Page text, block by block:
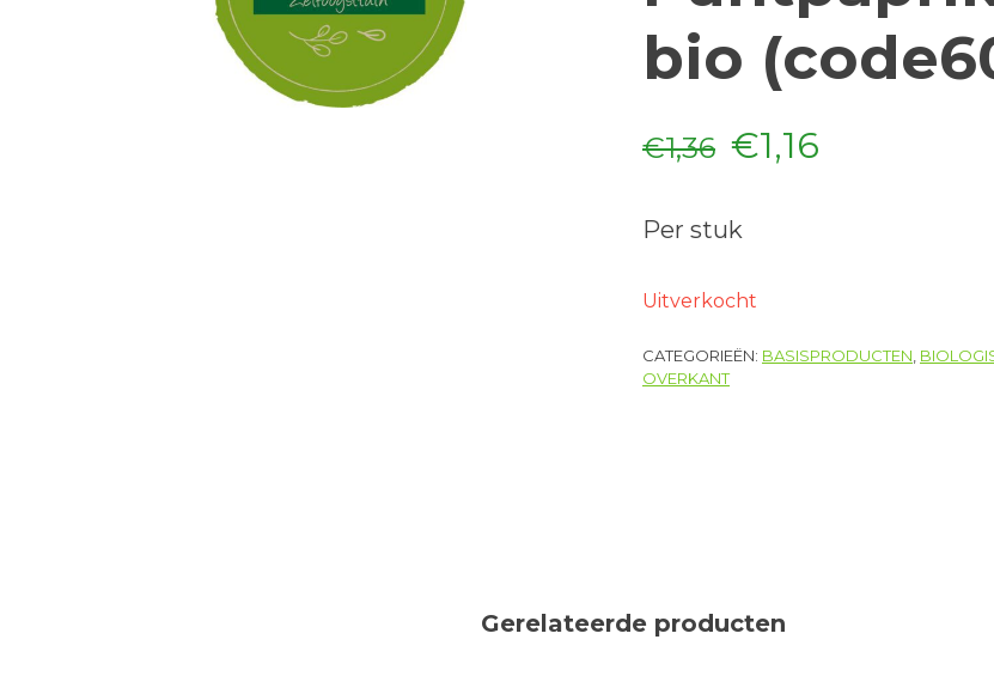
bio
€1,36 Oorspronkelijke
was:
€1,36.
€1,16
Per stuk
Uitverkocht
CATEGORIEËN: BASISPRODUCTEN
OVERKANT
Gerelateerde producten